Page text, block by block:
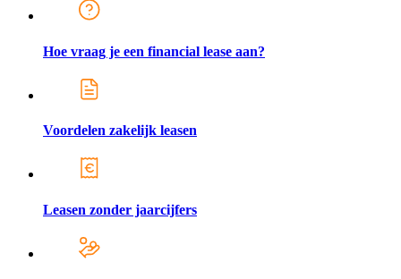
Hoe vraag je een financial lease aan?
Voordelen zakelijk leasen
Leasen zonder jaarcijfers